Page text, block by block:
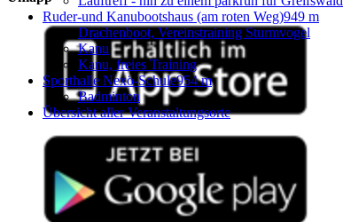
Ruder-und Kanubootshaus (am roten Weg)949 m
Drachenboot, Vereinstraining Sturmvogel
Kanu
Kanu, freies Training
Sporthalle Nexö-Schule954 m
Badminton
Übersicht aller Veranstaltungsorte